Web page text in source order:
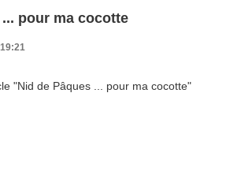
pour ma cocotte